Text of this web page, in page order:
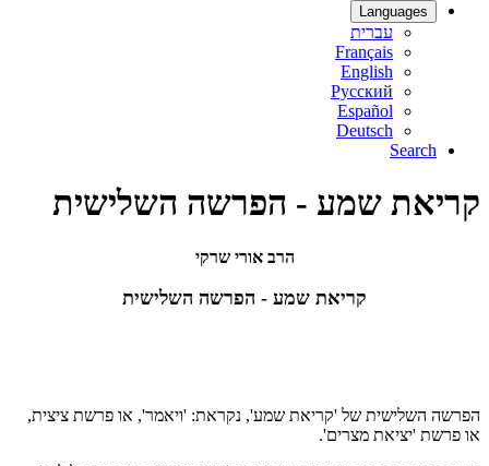
Languages
עברית
Français
English
Русский
Español
Deutsch
Search
קריאת שמע - הפרשה השלישית
הרב אורי שרקי
קריאת שמע - הפרשה השלישית
הפרשה השלישית של 'קריאת שמע', נקראת: 'ויאמר', או פרשת ציצית,
או פרשת 'יציאת מצרים'.